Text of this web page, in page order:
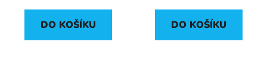
DO KOŠÍKU DO KOŠÍKU